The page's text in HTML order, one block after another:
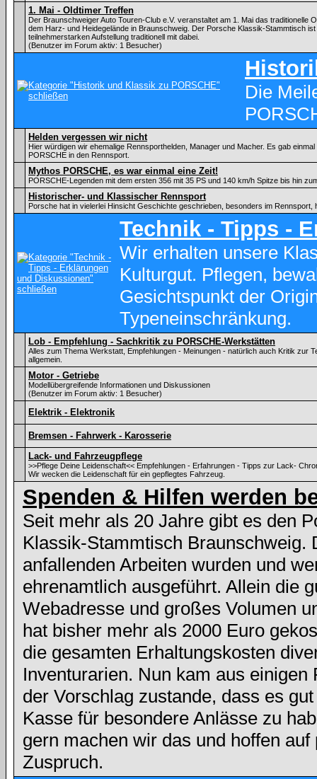
1. Mai - Oldtimer Treffen
Der Braunschweiger Auto Touren-Club e.V. veranstaltet am 1. Mai das traditionelle
dem Harz- und Heidegelände in Braunschweig. Der Porsche Klassik-Stammtisch ist
teilnehmerstarken Aufstellung traditionell mit dabei.
(Benutzer im Forum aktiv: 1 Besucher)
Die
Helden vergessen wir nicht
Hier würdigen wir ehemalige Rennsporthelden, Manager und Macher. Es gab
PORSCHE in den Rennsport.
Mythos PORSCHE, es war einmal eine Zeit!
PORSCHE-Legenden mit dem ersten 356 mit 35 PS und 140 km/h Spitze bis hin
Historischer- und Klassischer Rennsport
Porsche hat in vielerlei Hinsicht Geschichte geschrieben, besonders im Rennsport,
Technik - Tipps -
Wir erhalten unsere
Kulturgut. Pflegen,
Gesichtspunkt der
Typeneinschränkung.
Lob - Empfehlung - Sachkritik zu PORSCHE-Werkstätten
Alles zum Thema Werkstatt, Empfehlungen - Meinungen - natürlich auch Kritik zur
allgemein.
Motor - Getriebe
Modellübergreifende Informationen und Diskussionen
(Benutzer im Forum aktiv: 1 Besucher)
Elektrik - Elektronik
Bremsen - Fahrwerk - Karosserie
Lack- und Fahrzeugpflege
>>Pflege Deine Leidenschaft<< Empfehlungen - Erfahrungen - Tipps zur Lack-
Wir wecken die Leidenschaft für ein gepflegtes Fahrzeug.
Spenden & Hilfen werden
Seit mehr als 20 Jahre gibt es den
Klassik-Stammtisch Braunschweig.
anfallenden Arbeiten wurden und
ehrenamtlich ausgeführt. Allein die
Webadresse und großes Volumen
hat bisher mehr als 2000 Euro
die gesamten Erhaltungskosten
Inventurarien. Nun kam aus einigen
der Vorschlag zustande, dass es
Kasse für besondere Anlässe zu
gern machen wir das und hoffen auf
Zuspruch.